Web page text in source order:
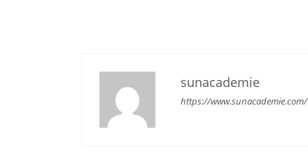
sunacademie
https://www.sunacademie.com/